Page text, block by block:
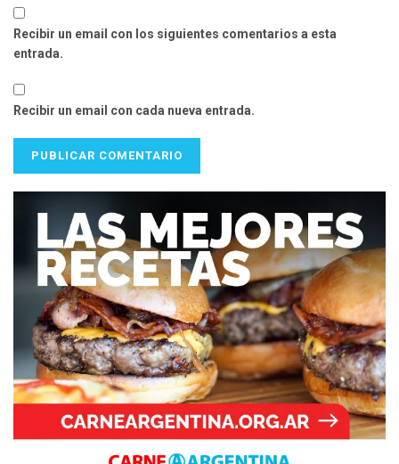
Recibir un email con los siguientes comentarios a esta
entrada.
Recibir un email con cada nueva entrada.